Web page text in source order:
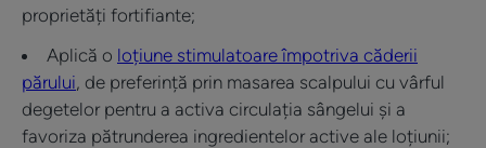
proprietăți fortifiante;
Aplică o loțiune stimulatoare împotriva căderii
părului, de preferință prin masarea scalpului cu vârful
degetelor pentru a activa circulația sângelui și a
favoriza pătrunderea ingredientelor active ale loțiunii;